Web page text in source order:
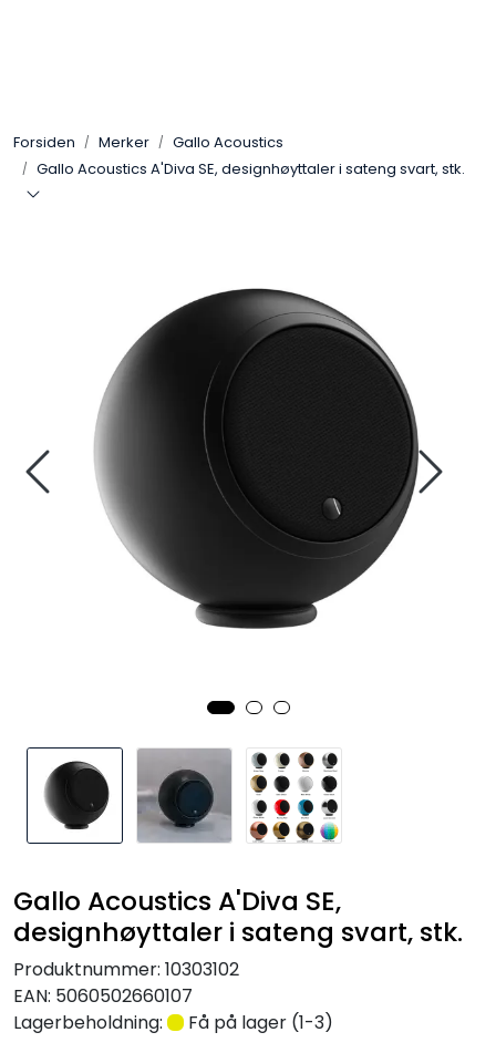
Forsiden Merker
Gallo Acoustics
Gallo Acoustics A'Diva SE, designhøyttaler i sateng svart, stk.
Gallo Acoustics A'Diva SE,
designhøyttaler i sateng svart, stk.
Produktnummer: 10303102
EAN: 5060502660107
Lagerbeholdning:
Få på lager (1-3)
SONOS
Høyttalere
Kabler